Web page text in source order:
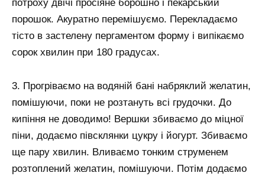
потроху двічі просіяне борошно і пекарський
порошок. Акуратно перемішуємо. Перекладаємо
тісто в застелену пергаментом форму і випікаємо
сорок хвилин при 180 градусах.
3. Прогріваємо на водяній бані набряклий желатин,
помішуючи, поки не розтануть всі грудочки. До
кипіння не доводимо! Вершки збиваємо до міцної
піни, додаємо півсклянки цукру і йогурт. Збиваємо
ще пару хвилин. Вливаємо тонким струменем
розтоплений желатин, помішуючи. Потім додаємо